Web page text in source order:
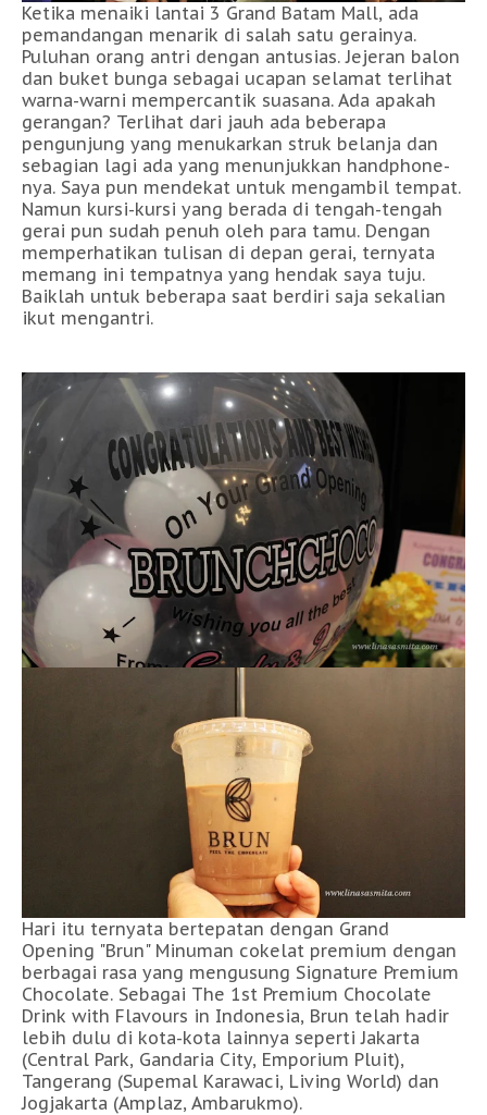
Ketika menaiki lantai 3 Grand Batam Mall, ada
pemandangan menarik di salah satu gerainya.
Puluhan orang antri dengan antusias. Jejeran balon
dan buket bunga sebagai ucapan selamat terlihat
warna-warni mempercantik suasana. Ada apakah
gerangan? Terlihat dari jauh ada beberapa
pengunjung yang menukarkan struk belanja dan
sebagian lagi ada yang menunjukkan handphone-
nya. Saya pun mendekat untuk mengambil tempat.
Namun kursi-kursi yang berada di tengah-tengah
gerai pun sudah penuh oleh para tamu. Dengan
memperhatikan tulisan di depan gerai, ternyata
memang ini tempatnya yang hendak saya tuju.
Baiklah untuk beberapa saat berdiri saja sekalian
ikut mengantri.
Hari itu ternyata bertepatan dengan Grand
Opening "Brun" Minuman cokelat premium dengan
berbagai rasa yang mengusung Signature Premium
Chocolate. Sebagai The 1st Premium Chocolate
Drink with Flavours in Indonesia, Brun telah hadir
lebih dulu di kota-kota lainnya seperti Jakarta
(Central Park, Gandaria City, Emporium Pluit),
Tangerang (Supemal Karawaci, Living World) dan
Jogjakarta (Amplaz, Ambarukmo).